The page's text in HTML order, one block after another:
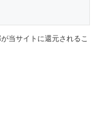
当サイトに還元されるこ